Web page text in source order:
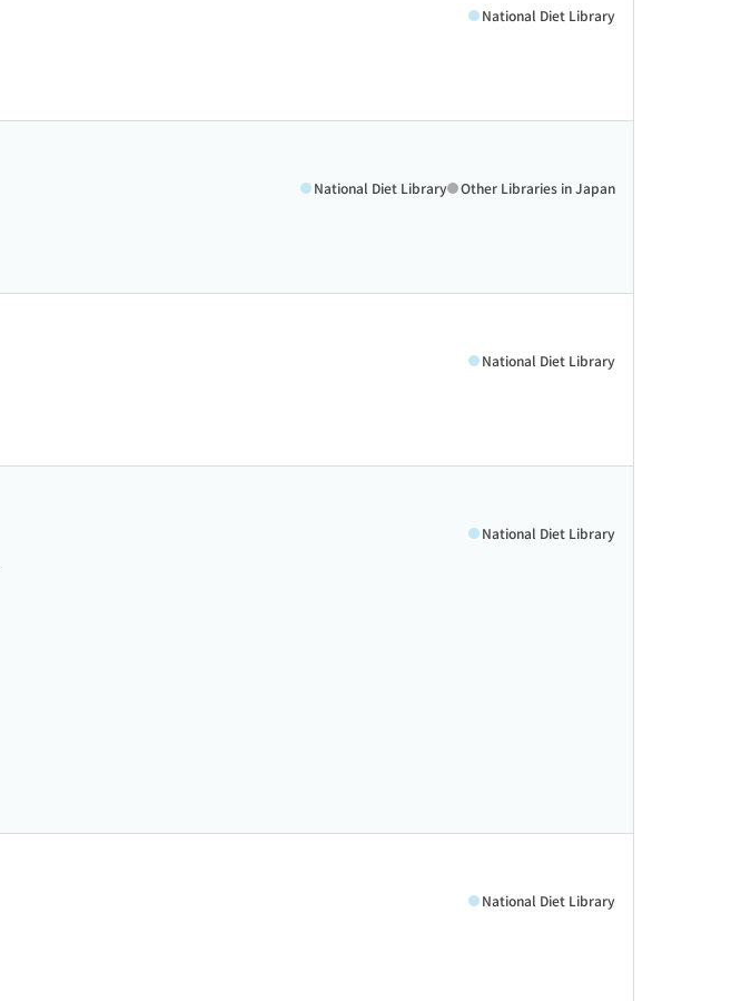
National Diet Library
National Diet Library Other Libraries in Japan
National Diet Library
National Diet Library
National Diet Library